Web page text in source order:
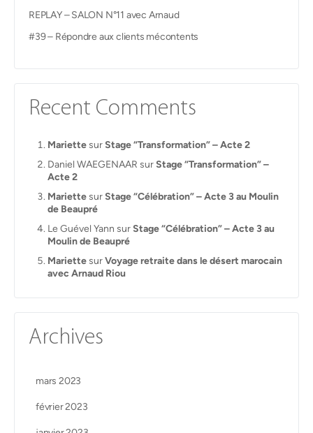
REPLAY – SALON N°11 avec Arnaud
#39 – Répondre aux clients mécontents
Recent Comments
Mariettesur Stage “Transformation” – Acte 2
Daniel WAEGENAAR sur Stage “Transformation” –
Acte 2
Mariettesur Stage “Célébration” – Acte 3 au Moulin
de Beaupré
Le Guével Yann sur Stage “Célébration” – Acte 3 au
Moulin de Beaupré
MariettesurVoyage retraite dans le désert marocain
avec Arnaud Riou
Archives
mars 2023
février 2023